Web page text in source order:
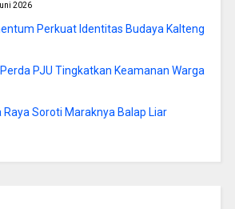
2026
Perkuat Identitas Budaya Kalteng
PJU Tingkatkan Keamanan Warga
Raya Soroti Maraknya Balap Liar